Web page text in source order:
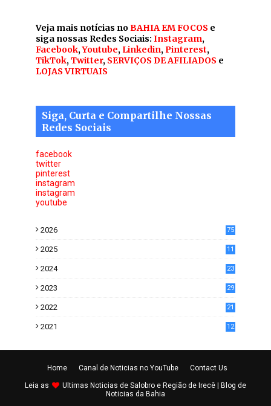
Veja mais notícias noBAHIA EM FOCOS e
siga nossas Redes Sociais: Instagram,
Facebook,Youtube, Linkedin,Pinterest,
TikTok,Twitter, SERVIÇOS DE AFILIADOS e
LOJAS VIRTUAIS
Siga, Curta e Compartilhe Nossas
Redes Sociais
facebook
twitter
pinterest
instagram
instagram
youtube
2026 75
2025
11
2024
23
2023
29
2022
21
2021
12
Home Canal de Noticias no YouTube Contact Us
Leia as Ultimas Noticias de Salobro e Região de Irecê
| Blog de
Noticias da Bahia